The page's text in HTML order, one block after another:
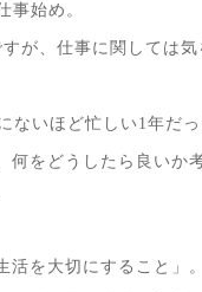
事始め。
が、仕事に関しては
ないほど忙しい1年だ
何をどうしたら良いか
活を大切にすること」。